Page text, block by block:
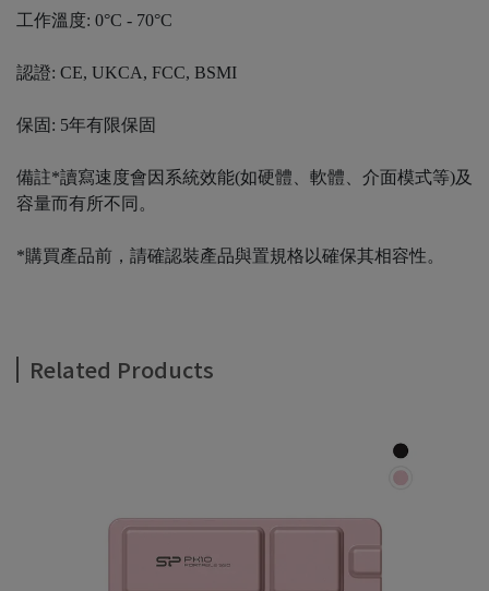
工作溫度: 0°C - 70°C
認證: CE, UKCA, FCC, BSMI
保固: 5年有限保固
備註*讀寫速度會因系統效能(如硬體、軟體、介面模式等)及
容量而有所不同。
*購買產品前，請確認裝產品與置規格以確保其相容性。
Related Products